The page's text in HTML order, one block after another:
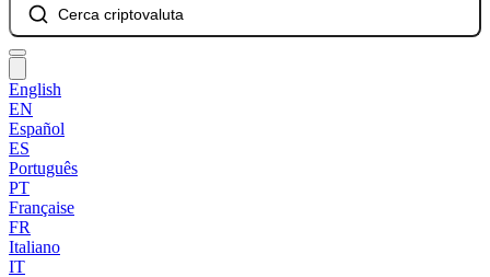
Cerca criptovaluta
English
EN
Español
ES
Português
PT
Française
FR
Italiano
IT